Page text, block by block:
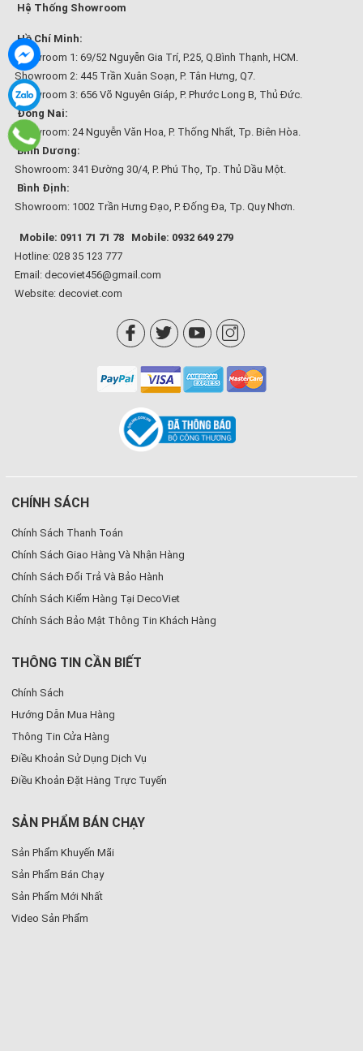
Hệ Thống Showroom
Hồ Chí Minh:
Showroom 1: 69/52 Nguyễn Gia Trí, P.25, Q.Bình Thạnh, HCM.
Showroom 2: 445 Trần Xuân Soạn, P. Tân Hưng, Q7.
Showroom 3: 656 Võ Nguyên Giáp, P. Phước Long B, Thủ Đức.
Đồng Nai:
Showroom: 24 Nguyễn Văn Hoa, P. Thống Nhất, Tp. Biên Hòa.
Bình Dương:
Showroom: 341 Đường 30/4, P. Phú Thọ, Tp. Thủ Dầu Một.
Bình Định:
Showroom: 1002 Trần Hưng Đạo, P. Đống Đa, Tp. Quy Nhơn.
Mobile: 0911 71 71 78
Mobile: 0932 649 279
Hotline: 028 35 123 777
Email: decoviet456@gmail.com
Website: decoviet.com
CHÍNH SÁCH
Chính Sách Thanh Toán
Chính Sách Giao Hàng Và Nhận Hàng
Chính Sách Đổi Trả Và Bảo Hành
Chính Sách Kiểm Hàng Tại DecoViet
Chính Sách Bảo Mật Thông Tin Khách Hàng
THÔNG TIN CẦN BIẾT
Chính Sách
Hướng Dẫn Mua Hàng
Thông Tin Cửa Hàng
Điều Khoản Sử Dụng Dịch Vụ
Điều Khoản Đặt Hàng Trực Tuyến
SẢN PHẨM BÁN CHẠY
Sản Phẩm Khuyến Mãi
Sản Phẩm Bán Chạy
Sản Phẩm Mới Nhất
Video Sản Phẩm